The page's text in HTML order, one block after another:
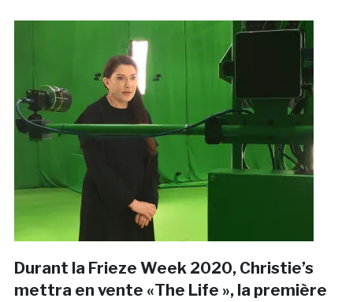
Durant la Frieze Week 2020, Christie’s
mettra en vente «The Life », la première